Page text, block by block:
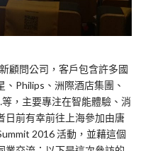
顧問公司，客戶包含許多國
Philips、洲際酒店集團、
，主要專注在智能體驗、消
日前有幸前往上海參加由唐
2016 活動，並藉這個